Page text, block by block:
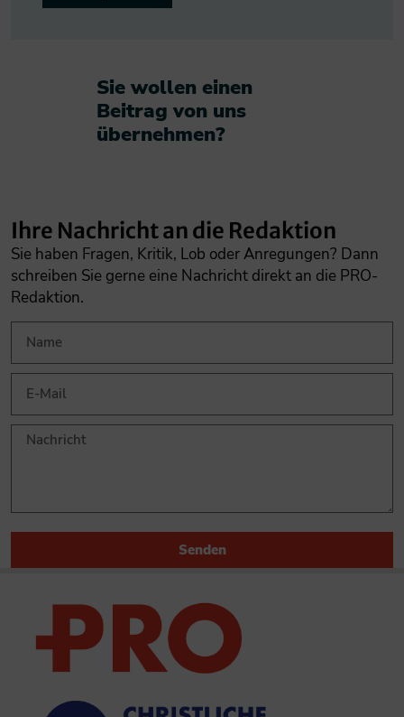
Sie wollen einen
Beitrag von uns
übernehmen?​
Ihre Nachricht an die Redaktion
Sie haben Fragen, Kritik, Lob oder Anregungen? Dann
schreiben Sie gerne eine Nachricht direkt an die PRO-
Redaktion.
Senden